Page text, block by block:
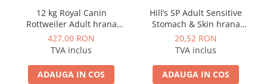
12 kg Royal Canin
Rottweiler Adult hrana
uscata caine
427,00 RON
TVA inclus
ADAUGA IN COS
Hill’s SP Adult Sensitive
Stomach & Skin hrana
pentru pisici cu pui 300 g
20,52 RON
TVA inclus
ADAUGA IN COS